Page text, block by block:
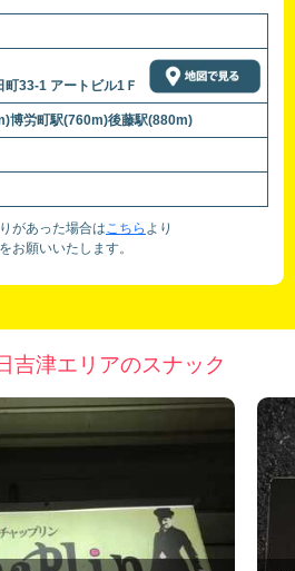
33-1 アートビル1Ｆ
博労町駅(760m)後藤駅(880m)
があった場合はこちら より
お願いいたします。
吉津エリアのスナック